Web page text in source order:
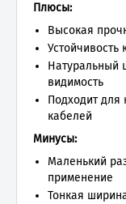
Плюсы:
Высокая
Натуральный
видимость
Подходит для
кабелей
Минусы:
Маленький
применение
Тонкая